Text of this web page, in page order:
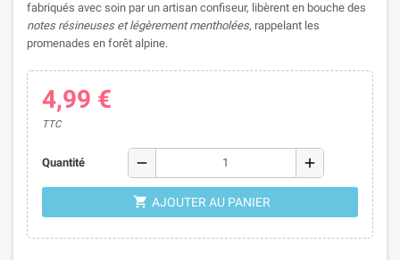
fabriqués avec soin par un artisan confiseur, libèrent en bouche des
notes résineuses et légèrement mentholées, rappelant les
promenades en forêt alpine.
4,99 €
TTC
Quantité remove add
 AJOUTER AU PANIER